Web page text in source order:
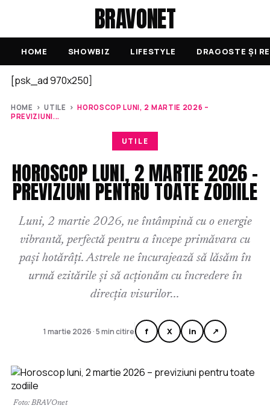
BRAVONET
HOME SHOWBIZ LIFESTYLE DRAGOSTE ȘI
[psk_ad 970x250]
HOME ›UTILE ›HOROSCOP LUNI, 2 MARTIE 2026 –
PREVIZIUNI...
UTILE
HOROSCOP LUNI, 2 MARTIE 2026 –
PREVIZIUNI PENTRU TOATE ZODIILE
Luni, 2 martie 2026, ne întâmpină cu o energie
vibrantă, perfectă pentru a începe primăvara cu
pași hotărâți. Astrele ne încurajează să lăsăm în
urmă ezitările și să acționăm cu încredere în
direcția visurilor...
1 martie 2026 · 5 min citire f X in ↗
Foto: BRAVOnet